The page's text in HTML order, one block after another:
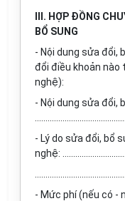
III. HỢP ĐỒNG
BỔ SUNG
- Nội dung sửa đổi,
đổi điều khoản nào
nghệ):
- Nội dung sửa đổi,
- Lý do sửa đổi, bổ
nghệ:
- Mức phí (nếu có -